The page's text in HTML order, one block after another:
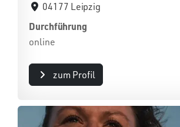
04177 Leipzig
Durchführung
online
zum Profil